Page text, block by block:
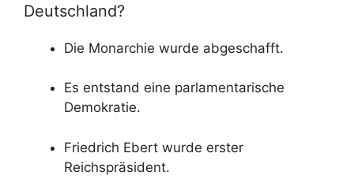
Deutschland?
Die Monarchie wurde abgeschafft.
Es entstand eine parlamentarische
Demokratie.
Friedrich Ebert wurde erster
Reichspräsident.